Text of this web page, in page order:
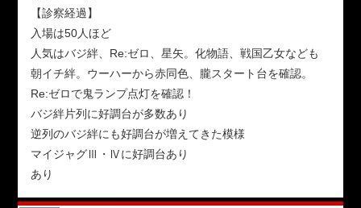
【診察経過】
入場は50人ほど
人気はバジ絆、Re:ゼロ、星矢。化物語、戦国乙女なども
朝イチ絆。ウーハーから赤同色、朧スタート台を確認。
Re:ゼロで鬼ランプ点灯を確認！
バジ絆片列に好調台が多数あり
逆列のバジ絆にも好調台が増えてきた模様
マイジャグⅢ・Ⅳに好調台あり
あり